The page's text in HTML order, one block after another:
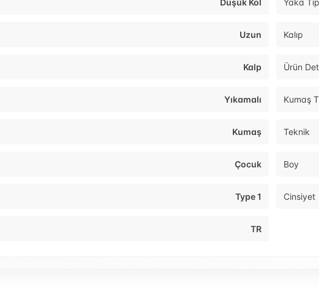
Düşük Kol Yaka
Uzun Kalıp
Kalp Ürün
Yıkamalı Kumaş
Kumaş Teknik
Çocuk Boy
Type 1 Cinsiyet
TR